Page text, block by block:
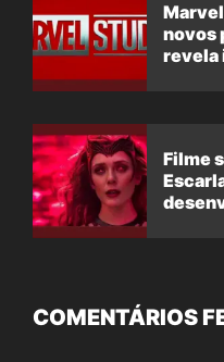
novos
revela
Filme
COMENTÁRIOS